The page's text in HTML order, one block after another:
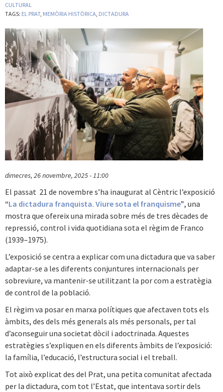
CULTURAL
TAGS: EL PRAT, MEMÒRIA HISTÒRICA, DICTADURA
dimecres, 26 novembre, 2025 - 11:00
El passat 21 de novembre s’ha inaugurat al Cèntric l’exposició
“La dictadura franquista. Viure sota el franquisme”, una
mostra que ofereix una mirada sobre més de tres dècades de
repressió, control i vida quotidiana sota el règim de Franco
(1939–1975).
L’exposició se centra a explicar com una dictadura que va saber
adaptar-se a les diferents conjuntures internacionals per
sobreviure, va mantenir-se utilitzant la por com a estratègia
de control de la població.
El règim va posar en marxa polítiques que afectaven tots els
àmbits, des dels més generals als més personals, per tal
d’aconseguir una societat dòcil i adoctrinada. Aquestes
estratègies s’expliquen en els diferents àmbits de l’exposició:
la família, l’educació, l’estructura social i el treball.
Tot això explicat des del Prat, una petita comunitat afectada
per la dictadura, com tot l’Estat, que intentava sortir dels